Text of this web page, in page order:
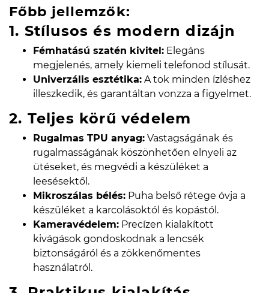
Főbb jellemzők:
1. Stílusos és modern dizájn
Fémhatású szatén kivitel: Elegáns
megjelenés, amely kiemeli telefonod stílusát.
Univerzális esztétika: A tok minden ízléshez
illeszkedik, és garantáltan vonzza a figyelmet.
2. Teljes körű védelem
Rugalmas TPU anyag: Vastagságának és
rugalmasságának köszönhetően elnyeli az
ütéseket, és megvédi a készüléket a
leesésektől.
Mikroszálas bélés: Puha belső rétege óvja a
készüléket a karcolásoktól és kopástól.
Kameravédelem: Precízen kialakított
kivágások gondoskodnak a lencsék
biztonságáról és a zökkenőmentes
használatról.